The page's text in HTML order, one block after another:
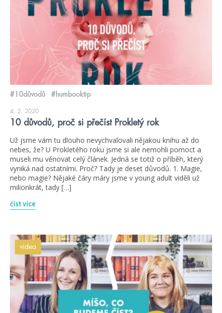
#10důvodů #humbooktip
4. 2. 2020
10 důvodů, proč si přečíst Prokletý rok
Už jsme vám tu dlouho nevychvalovali nějakou knihu až do
nebes, že? U Prokletého roku jsme si ale nemohli pomoct a
museli mu věnovat celý článek. Jedná se totiž o příběh, který
vyniká nad ostatními. Proč? Tady je deset důvodů. 1. Magie,
nebo magie? Nějaké čáry máry jsme v young adult viděli už
milionkrát, tady […]
číst více
videa